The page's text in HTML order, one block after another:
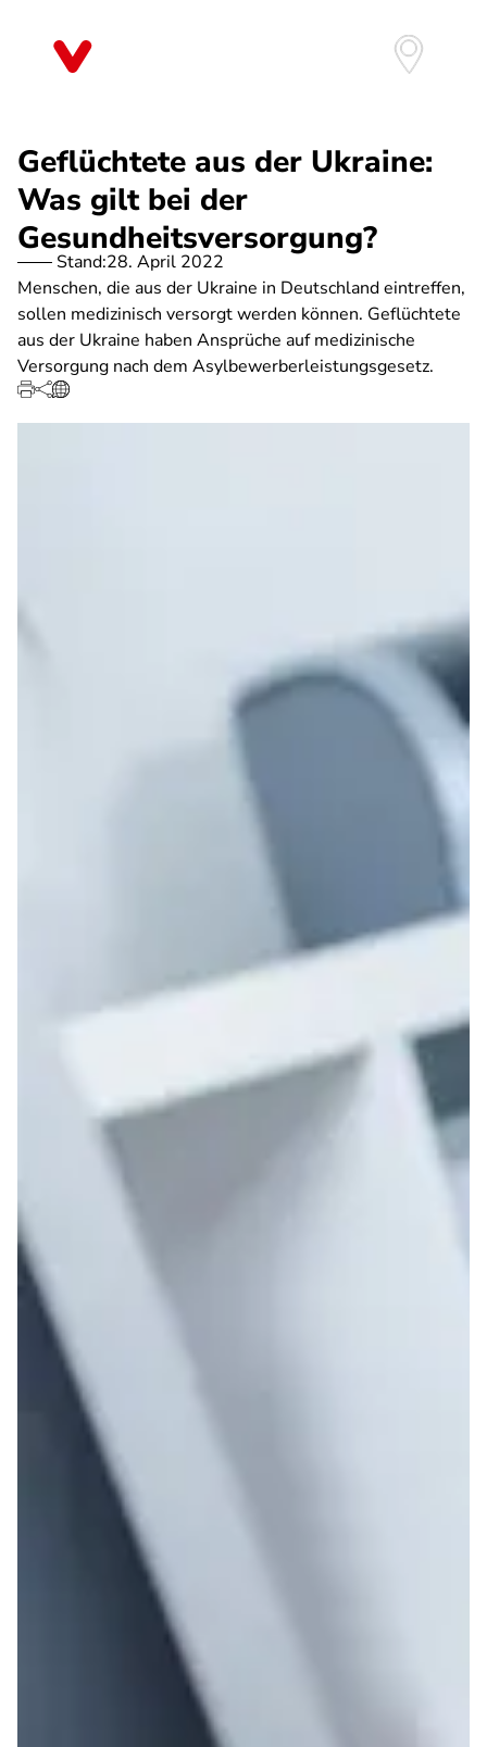
Geflüchtete aus der Ukraine:
Was gilt bei der
Gesundheitsversorgung?
Stand:28. April 2022
Menschen, die aus der Ukraine in Deutschland eintreffen,
sollen medizinisch versorgt werden können. Geflüchtete
aus der Ukraine haben Ansprüche auf medizinische
Versorgung nach dem Asylbewerberleistungsgesetz.